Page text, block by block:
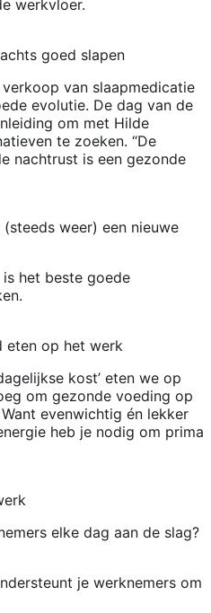
werkvloer.
goed slapen
van slaapmedicatie
evolutie. De dag van de
om met Hilde
te zoeken. “De
nachtrust is een gezonde
weer) een nieuwe
het beste goede
eten op het werk
kost’ eten we op
om gezonde voeding op
evenwichtig én lekker
heb je nodig om prima
elke dag aan de slag?
je werknemers om